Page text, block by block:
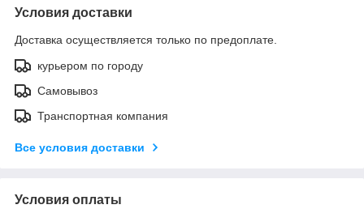
Условия доставки
Доставка осуществляется только по предоплате.
курьером по городу
Самовывоз
Транспортная компания
Все условия доставки
Условия оплаты